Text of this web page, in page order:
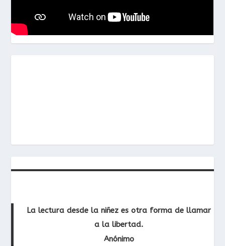
La lectura desde la niñez es otra forma de llamar
a la libertad.
Anónimo